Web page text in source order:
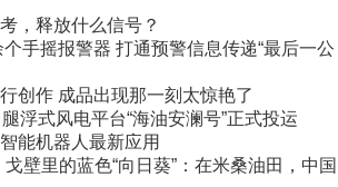
，释放什么信号？
手摇报警器 打通预警信息传递“最后一公
创作 成品出现那一刻太惊艳了
浮式风电平台“海油安澜号”正式投运
能机器人最新应用
壁里的蓝色“向日葵”：在米桑油田，中国